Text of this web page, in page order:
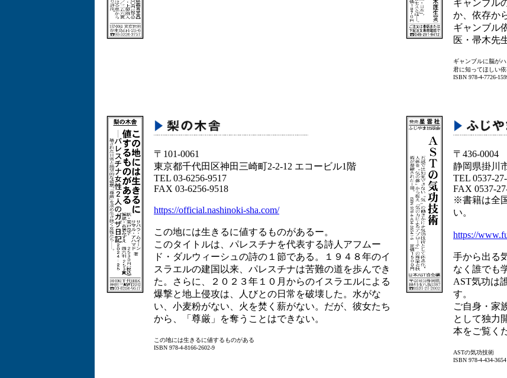
ギャンブル
か、依存か
ギャンブル
医・帚木先
ギャンブルに脳が
君に知ってほしい
ISBN 978-4-7726-
〒101-0061
東京都千代田区神田三崎町2-2-12 エコービル1階
TEL 03-6256-9517
FAX 03-6256-9518
https://official.nashinoki-sha.com/
この地には生きるに値するものがあるー。
このタイトルは、パレスチナを代表する詩人アフムー
ド・ダルウィーシュの詩の１節である。１９４８年のイ
スラエルの建国以来、パレスチナは苦難の道を歩んでき
た。さらに、２０２３年１０月からのイスラエルによる
爆撃と地上侵攻は、人びとの日常を破壊した。水がな
い、小麦粉がない、火を焚く薪がない。だが、彼女たち
から、「尊厳」を奪うことはできない。
この地には生きるに値するものがある
ISBN 978-4-8166-2602-9
〒436-0004
静岡県掛川
TEL 0537-
FAX 0537-
※書籍は全
い。
https://
手から出る
なく誰でも
AST気功は
す。
ご自身・家
として独力
本をご覧く
ASTの気功技術
ISBN 978-4-434-